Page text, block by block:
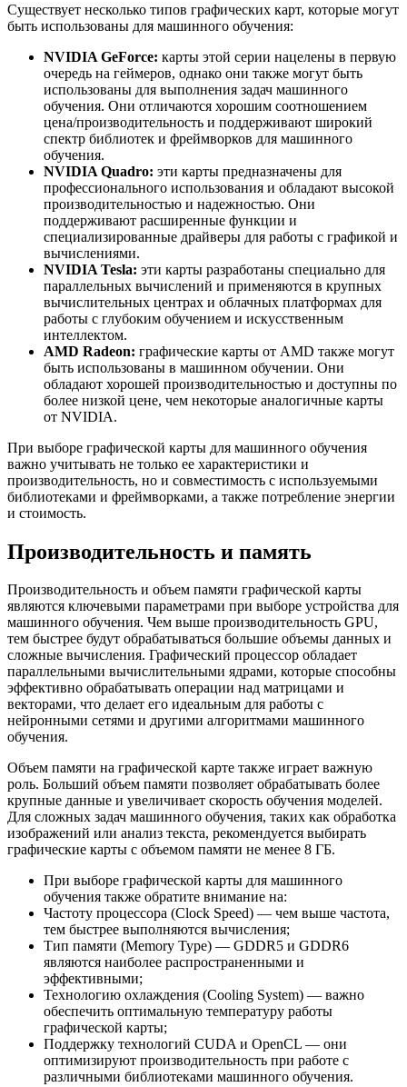
Существует несколько типов графических карт, которые могут
быть использованы для машинного обучения:
NVIDIA GeForce: карты этой серии нацелены в первую
очередь на геймеров, однако они также могут быть
использованы для выполнения задач машинного
обучения. Они отличаются хорошим соотношением
цена/производительность и поддерживают широкий
спектр библиотек и фреймворков для машинного
обучения.
NVIDIA Quadro: эти карты предназначены для
профессионального использования и обладают высокой
производительностью и надежностью. Они
поддерживают расширенные функции и
специализированные драйверы для работы с графикой и
вычислениями.
NVIDIA Tesla: эти карты разработаны специально для
параллельных вычислений и применяются в крупных
вычислительных центрах и облачных платформах для
работы с глубоким обучением и искусственным
интеллектом.
AMD Radeon: графические карты от AMD также могут
быть использованы в машинном обучении. Они
обладают хорошей производительностью и доступны по
более низкой цене, чем некоторые аналогичные карты
от NVIDIA.
При выборе графической карты для машинного обучения
важно учитывать не только ее характеристики и
производительность, но и совместимость с используемыми
библиотеками и фреймворками, а также потребление энергии
и стоимость.
Производительность и память
Производительность и объем памяти графической карты
являются ключевыми параметрами при выборе устройства для
машинного обучения. Чем выше производительность GPU,
тем быстрее будут обрабатываться большие объемы данных и
сложные вычисления. Графический процессор обладает
параллельными вычислительными ядрами, которые способны
эффективно обрабатывать операции над матрицами и
векторами, что делает его идеальным для работы с
нейронными сетями и другими алгоритмами машинного
обучения.
Объем памяти на графической карте также играет важную
роль. Больший объем памяти позволяет обрабатывать более
крупные данные и увеличивает скорость обучения моделей.
Для сложных задач машинного обучения, таких как обработка
изображений или анализ текста, рекомендуется выбирать
графические карты с объемом памяти не менее 8 ГБ.
При выборе графической карты для машинного
обучения также обратите внимание на:
Частоту процессора (Clock Speed) — чем выше частота,
тем быстрее выполняются вычисления;
Тип памяти (Memory Type) — GDDR5 и GDDR6
являются наиболее распространенными и
эффективными;
Технологию охлаждения (Cooling System) — важно
обеспечить оптимальную температуру работы
графической карты;
Поддержку технологий CUDA и OpenCL — они
оптимизируют производительность при работе с
различными библиотеками машинного обучения.